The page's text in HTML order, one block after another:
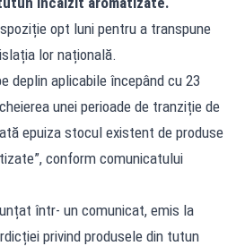
opt luni pentru a transpune
lor națională.
deplin aplicabile începând cu 23
unei perioade de tranziție de
epuiza stocul existent de produse
conform comunicatului
într- un comunicat, emis la
privind produsele din tutun